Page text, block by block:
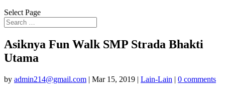
Select Page
Asiknya Fun Walk SMP Strada Bhakti
Utama
by admin214@gmail.com | Mar 15, 2019 | Lain-Lain | 0 comments